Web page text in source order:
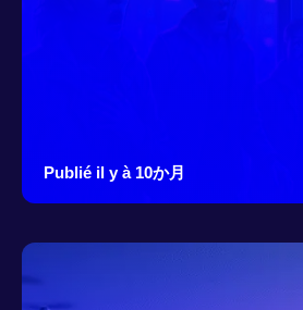
Publié il y à 10か月